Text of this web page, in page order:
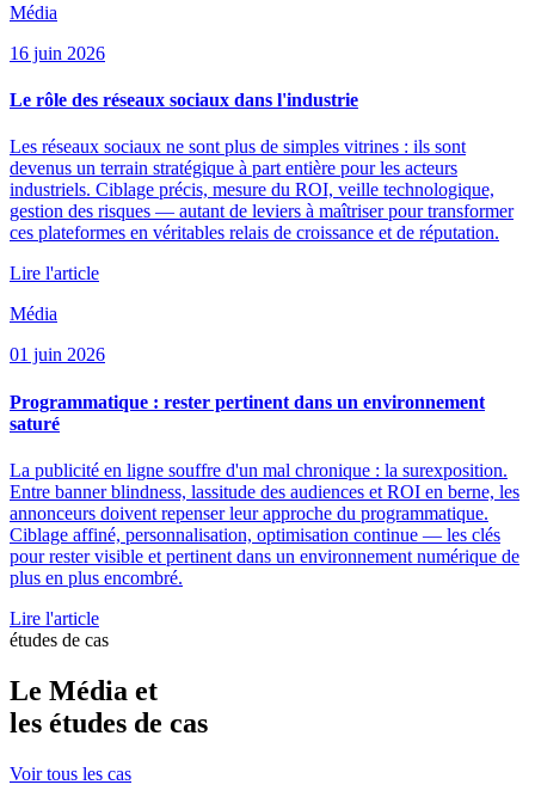
Média
16 juin 2026
Le rôle des réseaux sociaux dans l'industrie
Les réseaux sociaux ne sont plus de simples vitrines : ils sont
devenus un terrain stratégique à part entière pour les acteurs
industriels. Ciblage précis, mesure du ROI, veille technologique,
gestion des risques — autant de leviers à maîtriser pour transformer
ces plateformes en véritables relais de croissance et de réputation.
Lire l'article
Média
01 juin 2026
Programmatique : rester pertinent dans un environnement
saturé
La publicité en ligne souffre d'un mal chronique : la surexposition.
Entre banner blindness, lassitude des audiences et ROI en berne, les
annonceurs doivent repenser leur approche du programmatique.
Ciblage affiné, personnalisation, optimisation continue — les clés
pour rester visible et pertinent dans un environnement numérique de
plus en plus encombré.
Lire l'article
études de cas
Le Média et
les études de cas
Voir tous les cas